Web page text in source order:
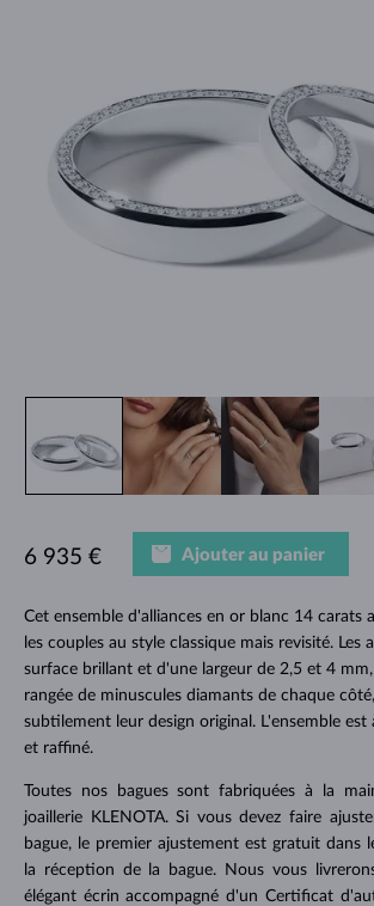
Cet ensemble d'alliances en or blanc 14 carats
les couples au style classique mais revisité. Les
surface brillant et d'une largeur de 2,5 et 4
rangée de minuscules diamants de chaque
subtilement leur design original. L'ensemble est
et raffiné.
Toutes nos bagues sont fabriquées à la
joaillerie KLENOTA. Si vous devez faire
bague, le premier ajustement est gratuit dans
la réception de la bague. Nous vous
élégant écrin accompagné d'un Certificat
6 935 € Ajouter au panier